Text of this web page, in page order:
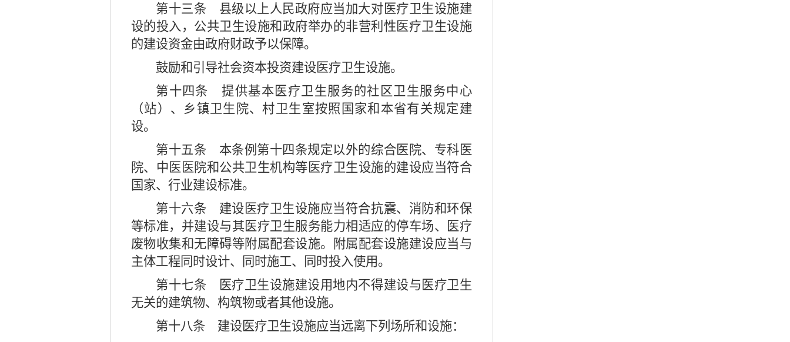
第十三条 县级以上人民政府应当加大对医疗卫生设施建
设的投入，公共卫生设施和政府举办的非营利性医疗卫生设施
的建设资金由政府财政予以保障。
鼓励和引导社会资本投资建设医疗卫生设施。
第十四条 提供基本医疗卫生服务的社区卫生服务中心
（站）、乡镇卫生院、村卫生室按照国家和本省有关规定建
设。
第十五条 本条例第十四条规定以外的综合医院、专科医
院、中医医院和公共卫生机构等医疗卫生设施的建设应当符合
国家、行业建设标准。
第十六条 建设医疗卫生设施应当符合抗震、消防和环保
等标准，并建设与其医疗卫生服务能力相适应的停车场、医疗
废物收集和无障碍等附属配套设施。附属配套设施建设应当与
主体工程同时设计、同时施工、同时投入使用。
第十七条 医疗卫生设施建设用地内不得建设与医疗卫生
无关的建筑物、构筑物或者其他设施。
第十八条 建设医疗卫生设施应当远离下列场所和设施：